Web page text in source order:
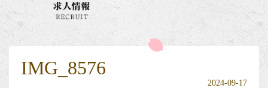
IMG_8576
2024-09-17